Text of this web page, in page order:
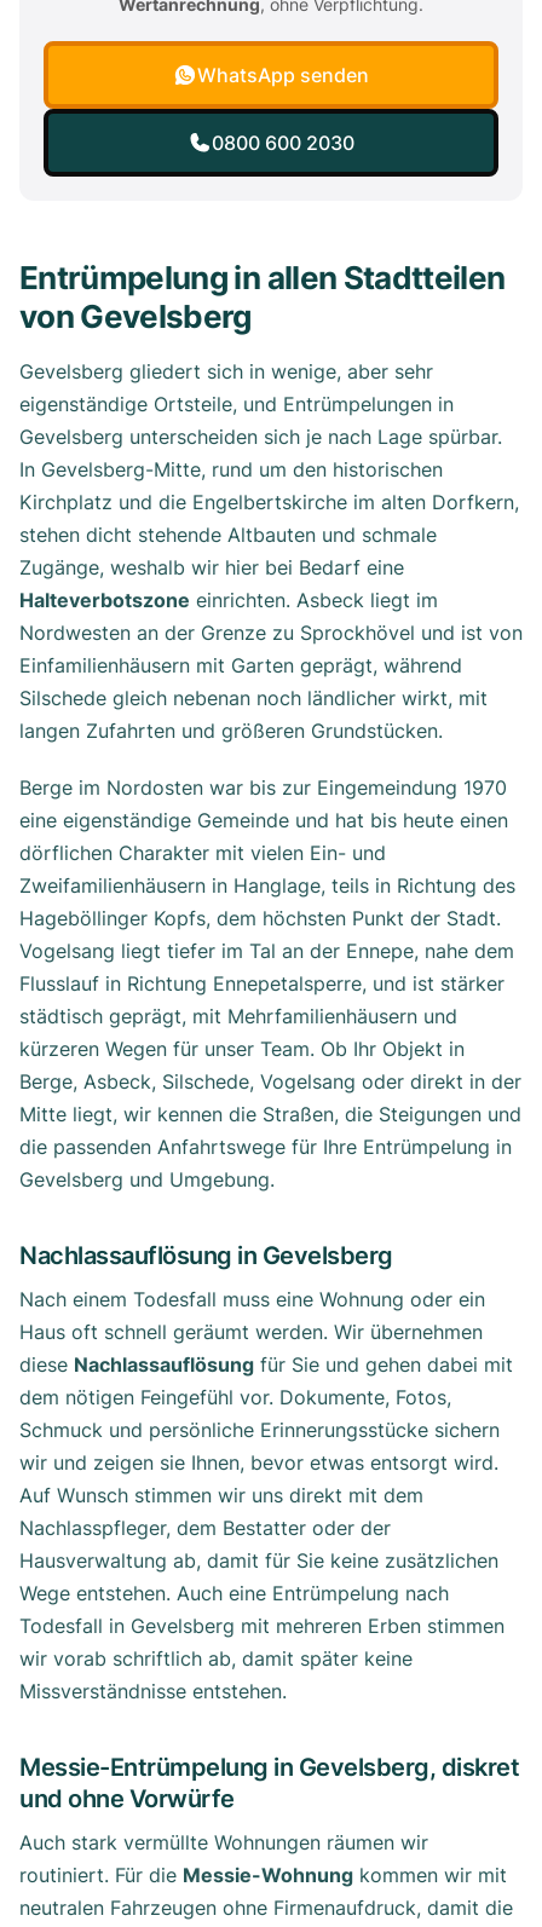
Wertanrechnung, ohne Verpflichtung.
WhatsApp senden
0800 600 2030
Entrümpelung in allen Stadtteilen
von Gevelsberg
Gevelsberg gliedert sich in wenige, aber sehr
eigenständige Ortsteile, und Entrümpelungen in
Gevelsberg unterscheiden sich je nach Lage spürbar.
In Gevelsberg-Mitte, rund um den historischen
Kirchplatz und die Engelbertskirche im alten Dorfkern,
stehen dicht stehende Altbauten und schmale
Zugänge, weshalb wir hier bei Bedarf eine
Halteverbotszone einrichten. Asbeck liegt im
Nordwesten an der Grenze zu Sprockhövel und ist von
Einfamilienhäusern mit Garten geprägt, während
Silschede gleich nebenan noch ländlicher wirkt, mit
langen Zufahrten und größeren Grundstücken.
Berge im Nordosten war bis zur Eingemeindung 1970
eine eigenständige Gemeinde und hat bis heute einen
dörflichen Charakter mit vielen Ein- und
Zweifamilienhäusern in Hanglage, teils in Richtung des
Hageböllinger Kopfs, dem höchsten Punkt der Stadt.
Vogelsang liegt tiefer im Tal an der Ennepe, nahe dem
Flusslauf in Richtung Ennepetalsperre, und ist stärker
städtisch geprägt, mit Mehrfamilienhäusern und
kürzeren Wegen für unser Team. Ob Ihr Objekt in
Berge, Asbeck, Silschede, Vogelsang oder direkt in der
Mitte liegt, wir kennen die Straßen, die Steigungen und
die passenden Anfahrtswege für Ihre Entrümpelung in
Gevelsberg und Umgebung.
Nachlassauflösung in Gevelsberg
Nach einem Todesfall muss eine Wohnung oder ein
Haus oft schnell geräumt werden. Wir übernehmen
diese Nachlassauflösung für Sie und gehen dabei mit
dem nötigen Feingefühl vor. Dokumente, Fotos,
Schmuck und persönliche Erinnerungsstücke sichern
wir und zeigen sie Ihnen, bevor etwas entsorgt wird.
Auf Wunsch stimmen wir uns direkt mit dem
Nachlasspfleger, dem Bestatter oder der
Hausverwaltung ab, damit für Sie keine zusätzlichen
Wege entstehen. Auch eine Entrümpelung nach
Todesfall in Gevelsberg mit mehreren Erben stimmen
wir vorab schriftlich ab, damit später keine
Missverständnisse entstehen.
Messie-Entrümpelung in Gevelsberg, diskret
und ohne Vorwürfe
Auch stark vermüllte Wohnungen räumen wir
routiniert. Für die Messie-Wohnung kommen wir mit
neutralen Fahrzeugen ohne Firmenaufdruck, damit die